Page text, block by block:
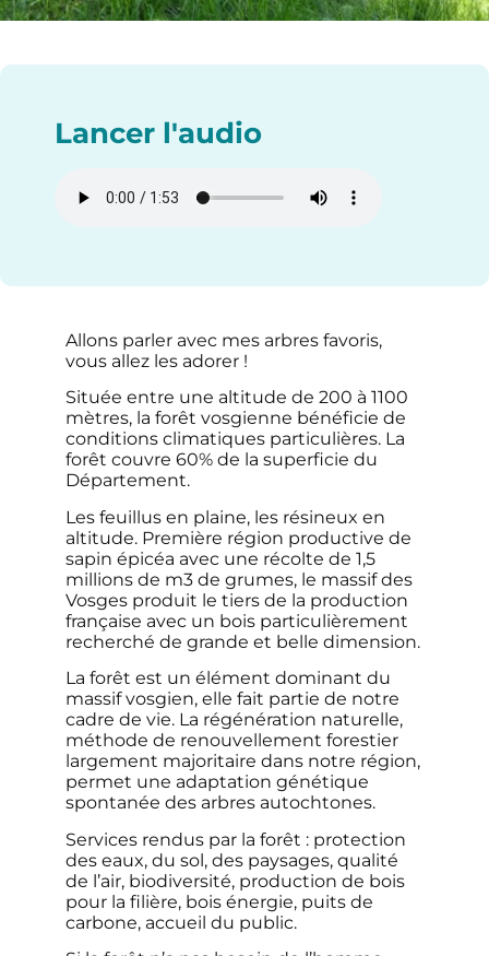
Lancer l'audio
Allons parler avec mes arbres favoris,
vous allez les adorer !
Située entre une altitude de 200 à 1100
mètres, la forêt vosgienne bénéficie de
conditions climatiques particulières. La
forêt couvre 60% de la superficie du
Département.
Les feuillus en plaine, les résineux en
altitude. Première région productive de
sapin épicéa avec une récolte de 1,5
millions de m3 de grumes, le massif des
Vosges produit le tiers de la production
française avec un bois particulièrement
recherché de grande et belle dimension.
La forêt est un élément dominant du
massif vosgien, elle fait partie de notre
cadre de vie. La régénération naturelle,
méthode de renouvellement forestier
largement majoritaire dans notre région,
permet une adaptation génétique
spontanée des arbres autochtones.
Services rendus par la forêt : protection
des eaux, du sol, des paysages, qualité
de l’air, biodiversité, production de bois
pour la filière, bois énergie, puits de
carbone, accueil du public.